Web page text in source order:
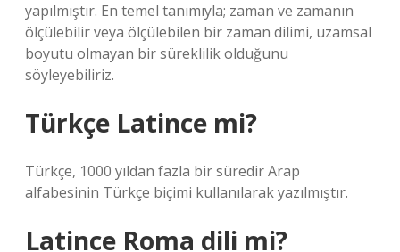
yapılmıştır. En temel tanımıyla; zaman ve zamanın
ölçülebilir veya ölçülebilen bir zaman dilimi, uzamsal
boyutu olmayan bir süreklilik olduğunu
söyleyebiliriz.
Türkçe Latince mi?
Türkçe, 1000 yıldan fazla bir süredir Arap
alfabesinin Türkçe biçimi kullanılarak yazılmıştır.
Latince Roma dili mi?